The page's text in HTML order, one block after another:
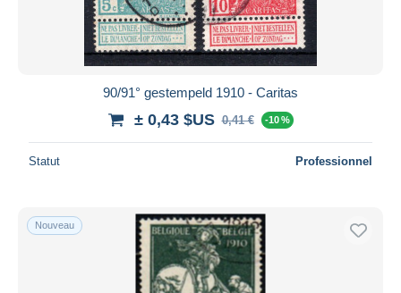
90/91° gestempeld 1910 - Caritas
± 0,43 $US 0,41 € -10 %
Statut Professionnel
Nouveau